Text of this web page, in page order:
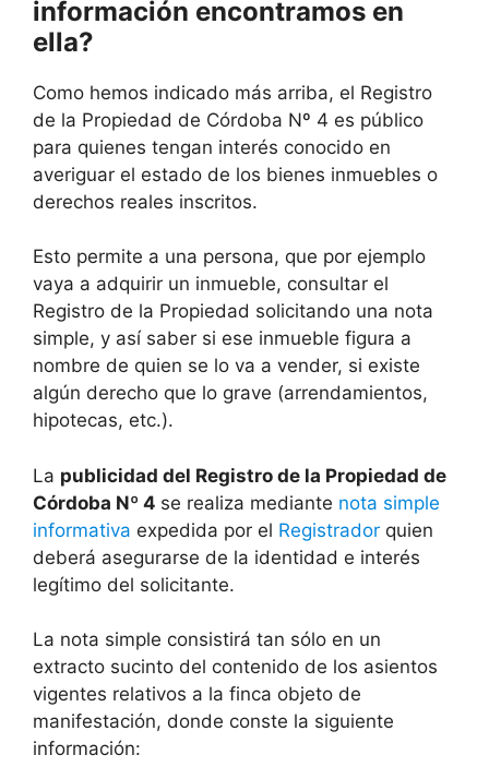
información encontramos en
ella?
Como hemos indicado más arriba, el Registro
de la Propiedad de Córdoba Nº 4 es público
para quienes tengan interés conocido en
averiguar el estado de los bienes inmuebles o
derechos reales inscritos.
Esto permite a una persona, que por ejemplo
vaya a adquirir un inmueble, consultar el
Registro de la Propiedad solicitando una nota
simple, y así saber si ese inmueble figura a
nombre de quien se lo va a vender, si existe
algún derecho que lo grave (arrendamientos,
hipotecas, etc.).
La publicidad del Registro de la Propiedad de
Córdoba Nº 4 se realiza mediante nota simple
informativa expedida por el Registrador quien
deberá asegurarse de la identidad e interés
legítimo del solicitante.
La nota simple consistirá tan sólo en un
extracto sucinto del contenido de los asientos
vigentes relativos a la finca objeto de
manifestación, donde conste la siguiente
información: